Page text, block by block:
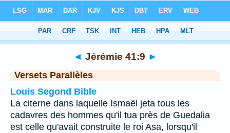
Chapitre 41 > Verset 9
◄ Jérémie 41:9 ►
Versets Parallèles
Louis Segond Bible
La citerne dans laquelle Ismaël jeta tous les
cadavres des hommes qu'il tua près de Guedalia
est celle qu'avait construite le roi Asa, lorsqu'il